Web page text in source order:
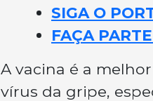
SIGA O
FAÇA
A vacina é a
vírus da gripe,